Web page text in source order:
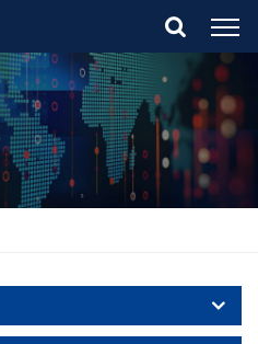
Looking For?